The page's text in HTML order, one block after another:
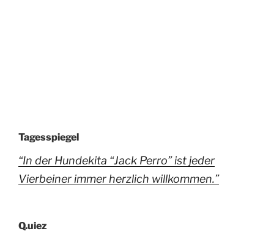
Tagesspiegel
“In der Hundekita “Jack Perro” ist jeder
Vierbeiner immer herzlich willkommen.”
Q.uiez